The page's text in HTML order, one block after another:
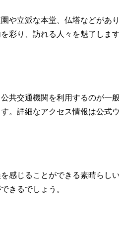
や立派な本堂、仏塔などがあ
彩り、訪れる人々を魅了します
共交通機関を利用するのが一
。詳細なアクセス情報は公式
感じることができる素晴らし
きるでしょう。